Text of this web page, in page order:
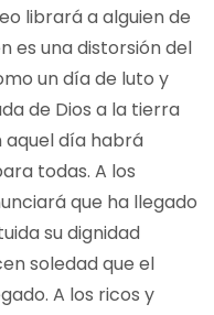
librará a alguien de
es una distorsión del
un día de luto y
de Dios a la tierra
día habrá
todas. A los
que ha llegado
su dignidad
soledad que el
A los ricos y